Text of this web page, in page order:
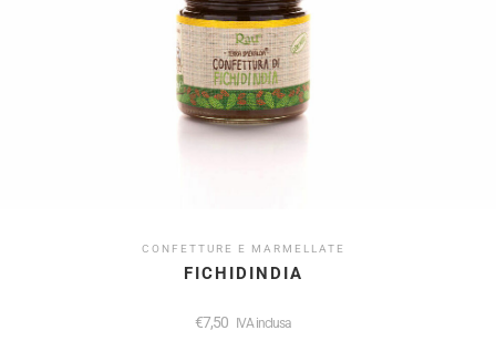
CONFETTURE E MARMELLATE
FICHIDINDIA
€7,50 IVA inclusa